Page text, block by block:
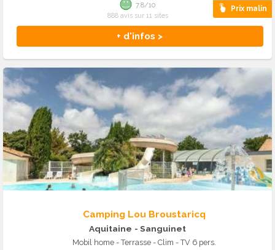
Prix malin
+ d'infos >
7.8/10
888 avis sur 11 sites
Camping Lou Broustaricq
Aquitaine - Sanguinet
Mobil home - Terrasse - Clim - TV 6 pers.